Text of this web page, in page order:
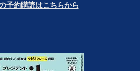
予約購読はこちらから